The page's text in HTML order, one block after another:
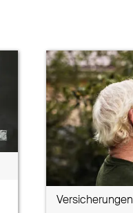
Versicherungen